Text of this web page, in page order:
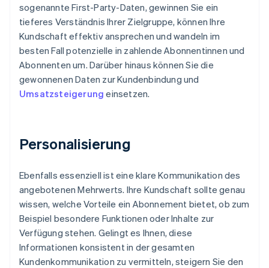
sogenannte First-Party-Daten, gewinnen Sie ein
tieferes Verständnis Ihrer Zielgruppe, können Ihre
Kundschaft effektiv ansprechen und wandeln im
besten Fall potenzielle in zahlende Abonnentinnen und
Abonnenten um. Darüber hinaus können Sie die
gewonnenen Daten zur Kundenbindung und
Umsatzsteigerung einsetzen.
Personalisierung
Ebenfalls essenziell ist eine klare Kommunikation des
angebotenen Mehrwerts. Ihre Kundschaft sollte genau
wissen, welche Vorteile ein Abonnement bietet, ob zum
Beispiel besondere Funktionen oder Inhalte zur
Verfügung stehen. Gelingt es Ihnen, diese
Informationen konsistent in der gesamten
Kundenkommunikation zu vermitteln, steigern Sie den